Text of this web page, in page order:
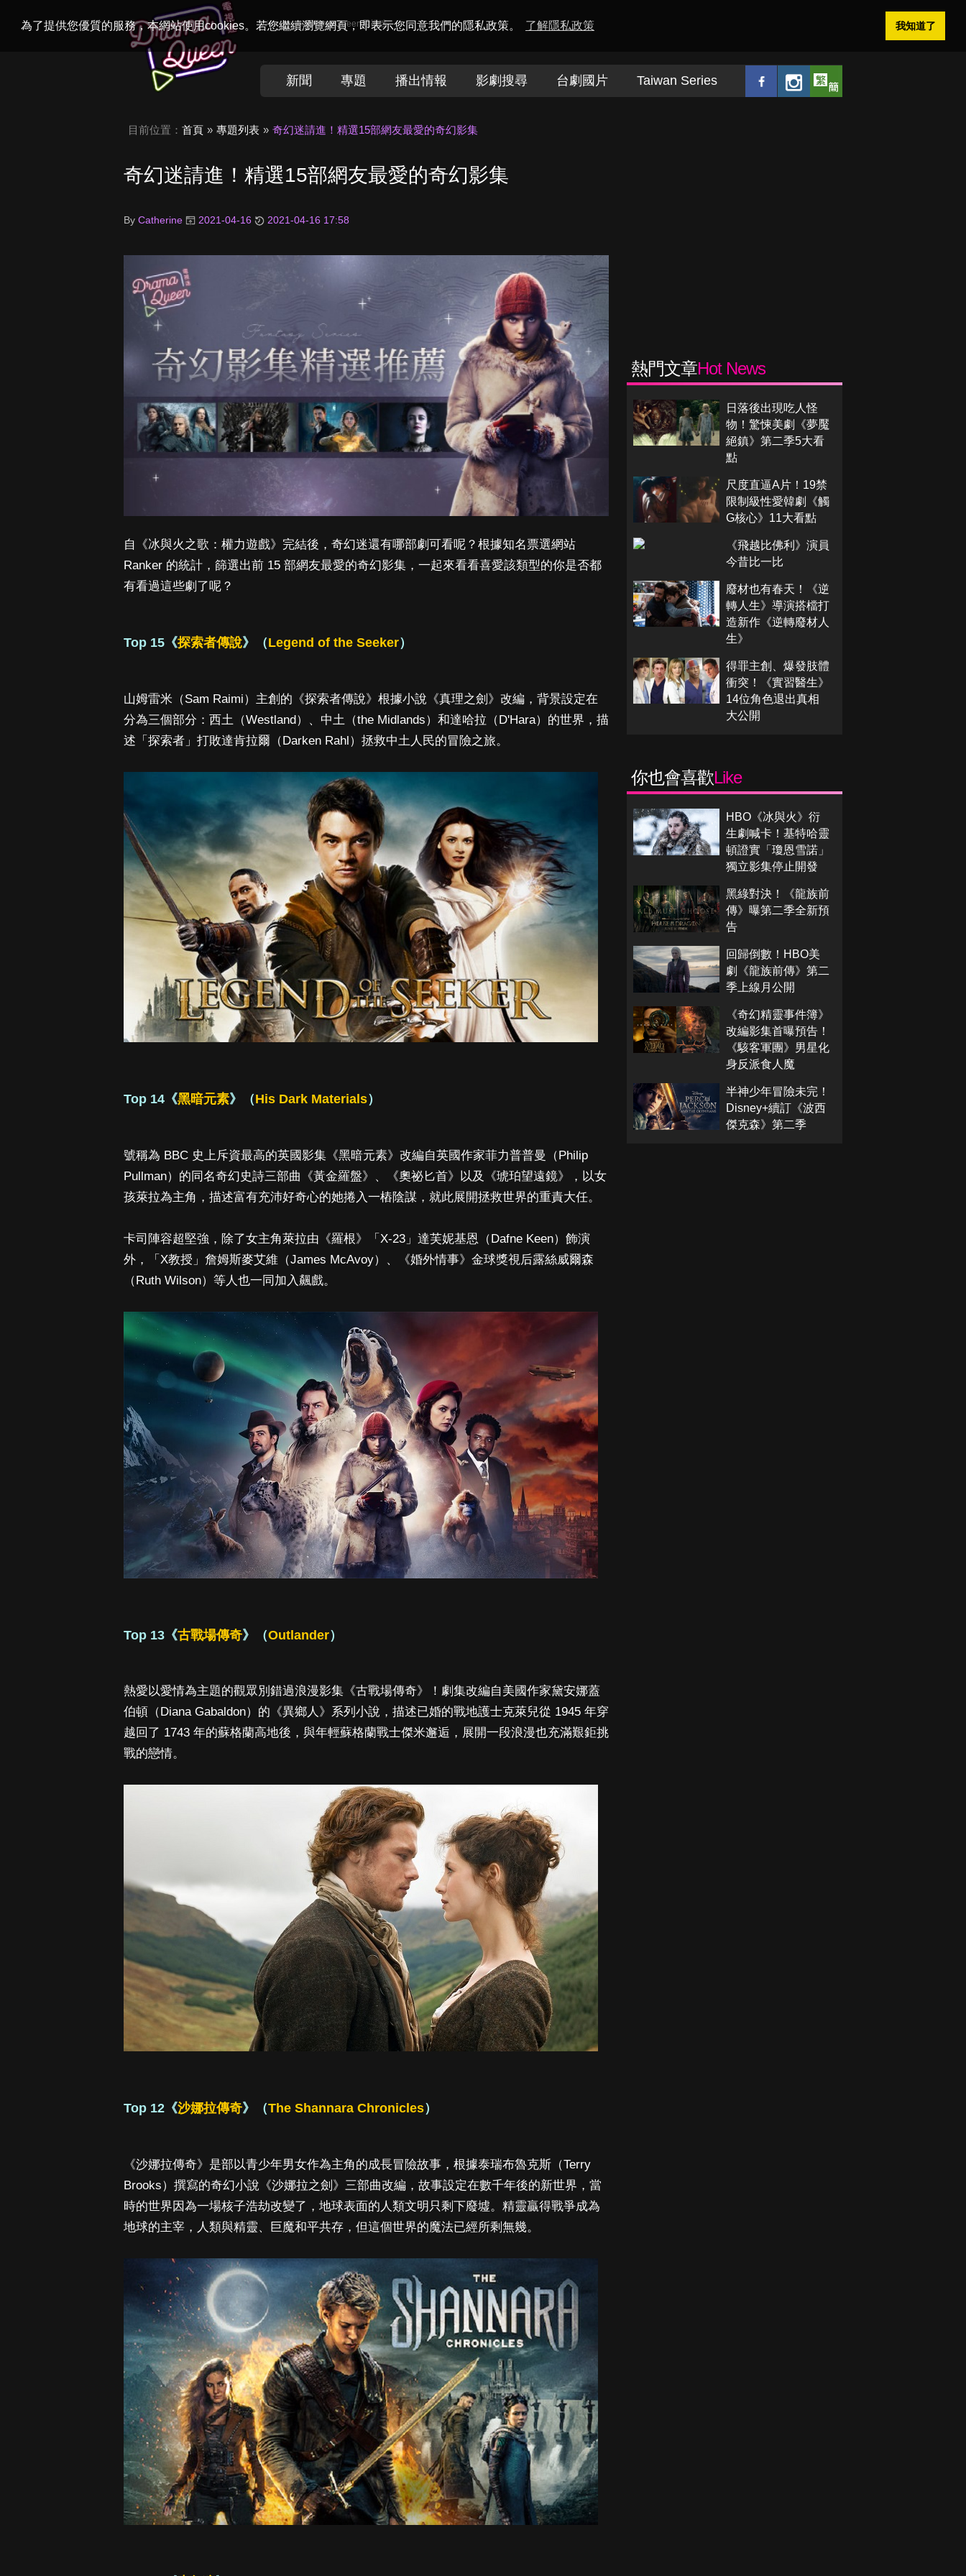
為了提供您優質的服務，本網站使用cookies。若您繼續瀏覽網頁，即表示您同意我們的隱私政策。 了解隱私政策 我知道了
Welcome toDramaQueen電視迷
新聞 專題 播出情報 影劇搜尋 台劇國片 Taiwan Series
目前位置： 首頁 專題列表 奇幻迷請進！精選15部網友最愛的奇幻影集
奇幻迷請進！精選15部網友最愛的奇幻影集
By Catherine 2021-04-16 2021-04-16 17:58
自《冰與火之歌：權力遊戲》完結後，奇幻迷還有哪部劇可看呢？根據知名票選網站
Ranker 的統計，篩選出前 15 部網友最愛的奇幻影集，一起來看看喜愛該類型的你是否都
有看過這些劇了呢？
Top 15《探索者傳說》（Legend of the Seeker）
山姆雷米（Sam Raimi）主創的《探索者傳說》根據小說《真理之劍》改編，背景設定在
分為三個部分：西土（Westland）、中土（the Midlands）和達哈拉（D'Hara）的世界，描
述「探索者」打敗達肯拉爾（Darken Rahl）拯救中土人民的冒險之旅。
Top 14《黑暗元素》（His Dark Materials）
號稱為 BBC 史上斥資最高的英國影集《黑暗元素》改編自英國作家菲力普普曼（Philip
Pullman）的同名奇幻史詩三部曲《黃金羅盤》、《奧祕匕首》以及《琥珀望遠鏡》，以女
孩萊拉為主角，描述富有充沛好奇心的她捲入一樁陰謀，就此展開拯救世界的重責大任。
卡司陣容超堅強，除了女主角萊拉由《羅根》「X-23」達芙妮基恩（Dafne Keen）飾演
外，「X教授」詹姆斯麥艾維（James McAvoy）、《婚外情事》金球獎視后露絲威爾森
（Ruth Wilson）等人也一同加入飆戲。
Top 13《古戰場傳奇》（Outlander）
熱愛以愛情為主題的觀眾別錯過浪漫影集《古戰場傳奇》！劇集改編自美國作家黛安娜蓋
伯頓（Diana Gabaldon）的《異鄉人》系列小說，描述已婚的戰地護士克萊兒從 1945 年穿
越回了 1743 年的蘇格蘭高地後，與年輕蘇格蘭戰士傑米邂逅，展開一段浪漫也充滿艱鉅挑
戰的戀情。
Top 12《沙娜拉傳奇》（The Shannara Chronicles）
《沙娜拉傳奇》是部以青少年男女作為主角的成長冒險故事，根據泰瑞布魯克斯（Terry
Brooks）撰寫的奇幻小說《沙娜拉之劍》三部曲改編，故事設定在數千年後的新世界，當
時的世界因為一場核子浩劫改變了，地球表面的人類文明只剩下廢墟。精靈贏得戰爭成為
地球的主宰，人類與精靈、巨魔和平共存，但這個世界的魔法已經所剩無幾。
熱門文章Hot News
日落後出現吃人怪
物！驚悚美劇《夢魘
絕鎮》第二季5大看
點
尺度直逼A片！19禁
限制級性愛韓劇《觸
G核心》11大看點
《飛越比佛利》演員
今昔比一比
廢材也有春天！《逆
轉人生》導演搭檔打
造新作《逆轉廢材人
生》
得罪主創、爆發肢體
衝突！《實習醫生》
14位角色退出真相
大公開
你也會喜歡Like
HBO《冰與火》衍
生劇喊卡！基特哈靈
頓證實「瓊恩雪諾」
獨立影集停止開發
黑綠對決！《龍族前
傳》曝第二季全新預
告
回歸倒數！HBO美
劇《龍族前傳》第二
季上線月公開
《奇幻精靈事件簿》
改編影集首曝預告！
《駭客軍團》男星化
身反派食人魔
半神少年冒險未完！
Disney+續訂《波西
傑克森》第二季